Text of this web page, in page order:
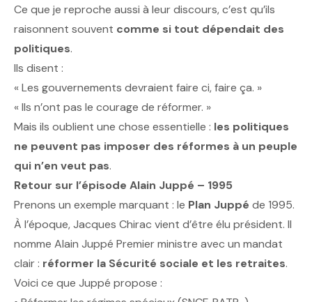
Ce que je reproche aussi à leur discours, c’est qu’ils
raisonnent souvent comme si tout dépendait des
politiques.
Ils disent :
« Les gouvernements devraient faire ci, faire ça. »
« Ils n’ont pas le courage de réformer. »
Mais ils oublient une chose essentielle : les politiques
ne peuvent pas imposer des réformes à un peuple
qui n’en veut pas.
Retour sur l’épisode Alain Juppé – 1995
Prenons un exemple marquant : le Plan Juppé de 1995.
À l’époque, Jacques Chirac vient d’être élu président. Il
nomme Alain Juppé Premier ministre avec un mandat
clair : réformer la Sécurité sociale et les retraites.
Voici ce que Juppé propose :